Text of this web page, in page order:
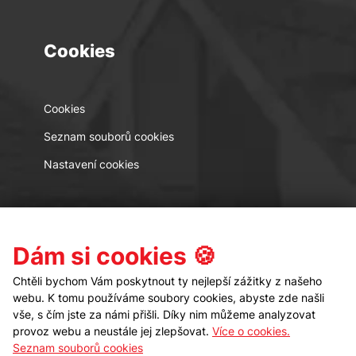
Cookies
Cookies
Seznam souborů cookies
Nastavení cookies
Kontakt Sledujte nás
Dám si cookies 🍪
Chtěli bychom Vám poskytnout ty nejlepší zážitky z našeho
webu. K tomu používáme soubory cookies, abyste zde našli
vše, s čím jste za námi přišli. Díky nim můžeme analyzovat
provoz webu a neustále jej zlepšovat. Více o cookies.
Seznam souborů cookies